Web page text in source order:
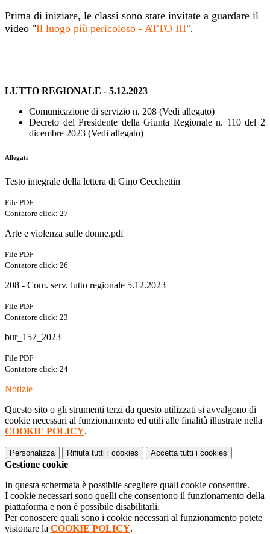
Prima di iniziare, le classi sono state invitate a guardare il
video "Il luogo più pericoloso - ATTO III".
LUTTO REGIONALE - 5.12.2023
Comunicazione di servizio n. 208 (Vedi allegato)
Decreto del Presidente della Giunta Regionale n. 110 del 2
dicembre 2023 (Vedi allegato)
Allegati
Testo integrale della lettera di Gino Cecchettin
File PDF
Contatore click: 27
Arte e violenza sulle donne.pdf
File PDF
Contatore click: 26
208 - Com. serv. lutto regionale 5.12.2023
File PDF
Contatore click: 23
bur_157_2023
File PDF
Contatore click: 24
Notizie
Questo sito o gli strumenti terzi da questo utilizzati si avvalgono di
cookie necessari al funzionamento ed utili alle finalità illustrate nella
COOKIE POLICY.
Personalizza Rifiuta tutti i cookies Accetta tutti i cookies
Gestione cookie
In questa schermata è possibile scegliere quali cookie consentire.
I cookie necessari sono quelli che consentono il funzionamento della
piattaforma e non è possibile disabilitarli.
Per conoscere quali sono i cookie necessari al funzionamento potete
visionare la COOKIE POLICY.